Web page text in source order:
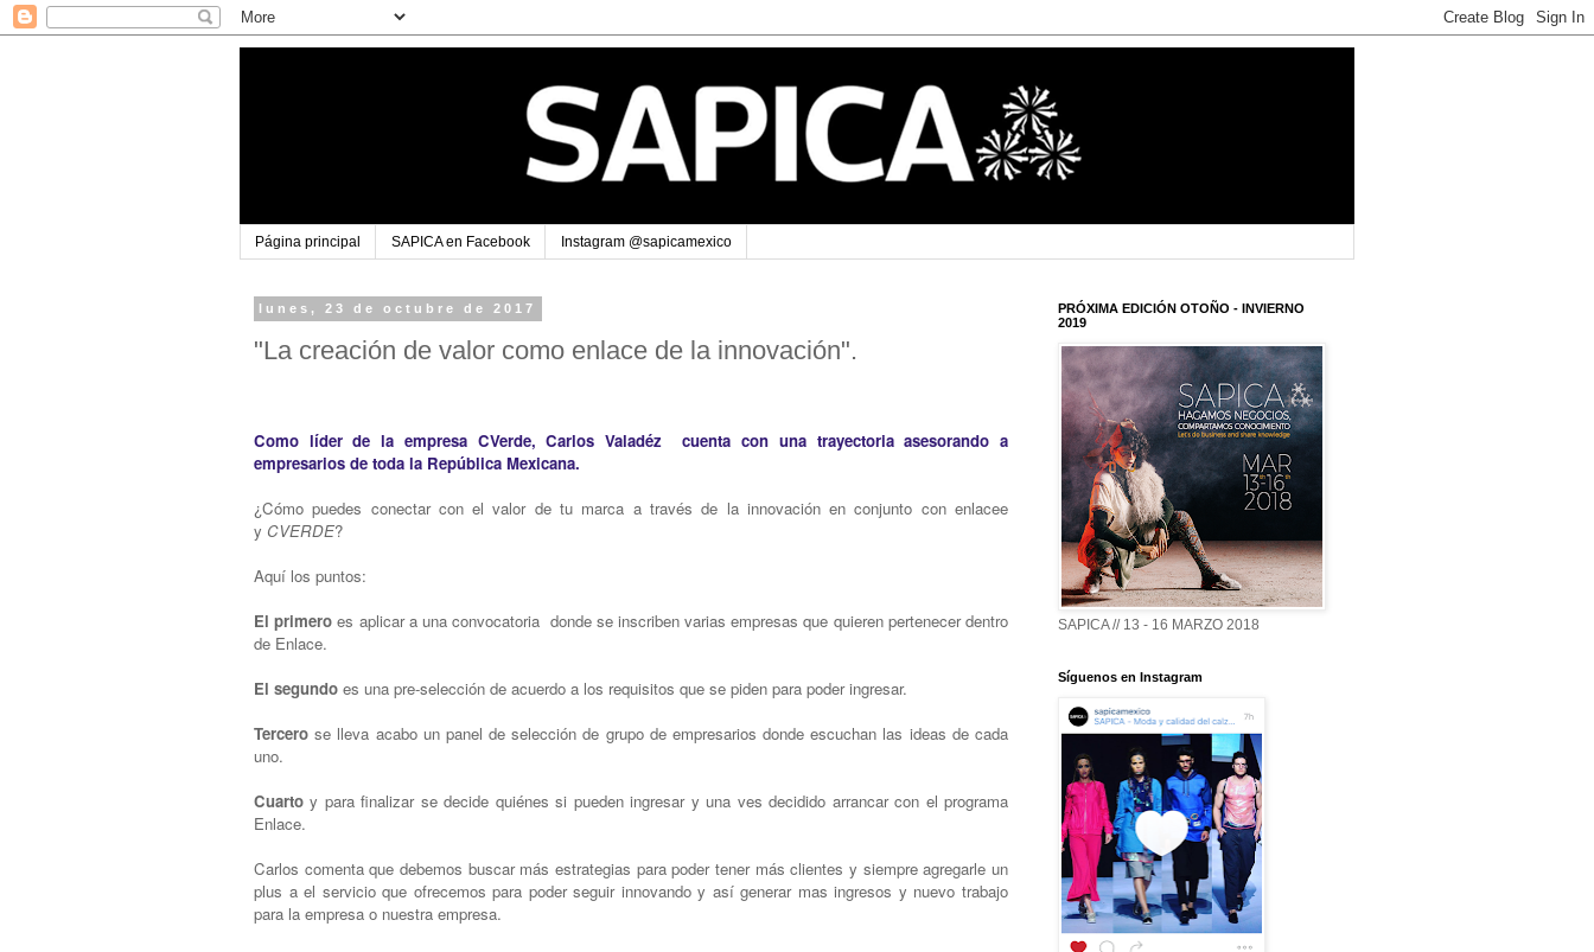
Página principal SAPICA en Facebook Instagram @sapicamexico
lunes, 23 de octubre de 2017
"La creación de valor como enlace de la innovación".
Como líder de la empresa CVerde, Carlos Valadéz cuenta con una trayectoria asesorando a
empresarios de toda la República Mexicana.
¿Cómo puedes conectar con el valor de tu marca a través de la innovación en conjunto con enlacee
y CVERDE?
Aquí los puntos:
El primero es aplicar a una convocatoria donde se inscriben varias empresas que quieren pertenecer dentro
de Enlace.
El segundo es una pre-selección de acuerdo a los requisitos que se piden para poder ingresar.
Tercero se lleva acabo un panel de selección de grupo de empresarios donde escuchan las ideas de cada
uno.
Cuarto y para finalizar se decide quiénes si pueden ingresar y una ves decidido arrancar con el programa
Enlace.
Carlos comenta que debemos buscar más estrategias para poder tener más clientes y siempre agregarle un
plus a el servicio que ofrecemos para poder seguir innovando y así generar mas ingresos y nuevo trabajo
para la empresa o nuestra empresa.
PRÓXIMA EDICIÓN OTOÑO - INVIERNO
2019
SAPICA // 13 - 16 MARZO 2018
Síguenos en Instagram